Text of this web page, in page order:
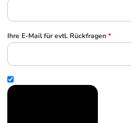
Ihre E-Mail für evtl. Rückfragen *